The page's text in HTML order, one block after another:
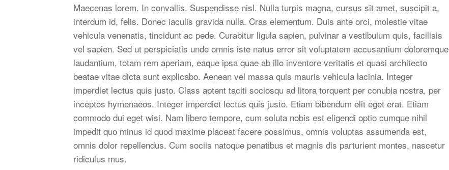
Maecenas lorem. In convallis. Suspendisse nisl. Nulla turpis magna, cursus sit amet, suscipit a,
interdum id, felis. Donec iaculis gravida nulla. Cras elementum. Duis ante orci, molestie vitae
vehicula venenatis, tincidunt ac pede. Curabitur ligula sapien, pulvinar a vestibulum quis, facilisis
vel sapien. Sed ut perspiciatis unde omnis iste natus error sit voluptatem accusantium doloremque
laudantium, totam rem aperiam, eaque ipsa quae ab illo inventore veritatis et quasi architecto
beatae vitae dicta sunt explicabo. Aenean vel massa quis mauris vehicula lacinia. Integer
imperdiet lectus quis justo. Class aptent taciti sociosqu ad litora torquent per conubia nostra, per
inceptos hymenaeos. Integer imperdiet lectus quis justo. Etiam bibendum elit eget erat. Etiam
commodo dui eget wisi. Nam libero tempore, cum soluta nobis est eligendi optio cumque nihil
impedit quo minus id quod maxime placeat facere possimus, omnis voluptas assumenda est,
omnis dolor repellendus. Cum sociis natoque penatibus et magnis dis parturient montes, nascetur
ridiculus mus.